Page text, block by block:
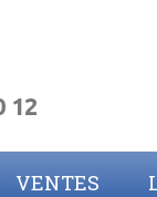
12
VENTES